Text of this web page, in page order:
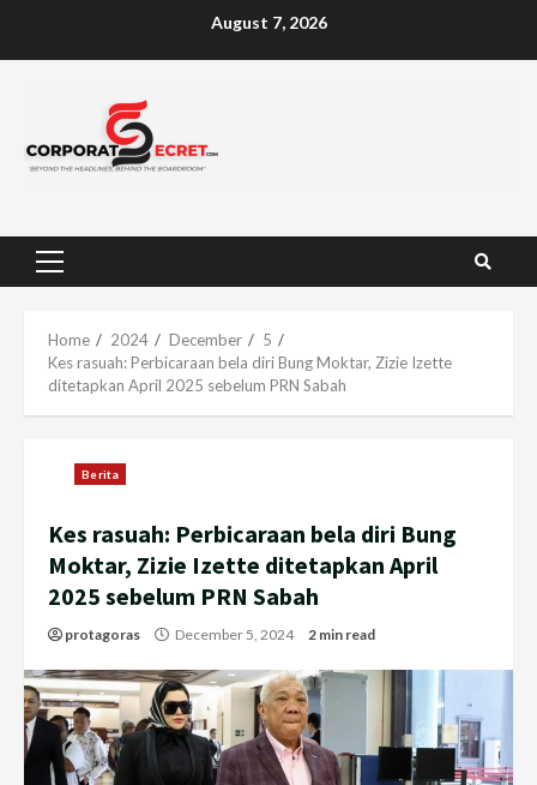
August 7, 2026
Primary
Home 2024 December
5
Kes rasuah: Perbicaraan bela diri Bung Moktar, Zizie Izette
ditetapkan April 2025 sebelum PRN Sabah
Berita
Kes rasuah: Perbicaraan bela diri Bung
Moktar, Zizie Izette ditetapkan April
2025 sebelum PRN Sabah
protagoras December 5, 2024 2 min read